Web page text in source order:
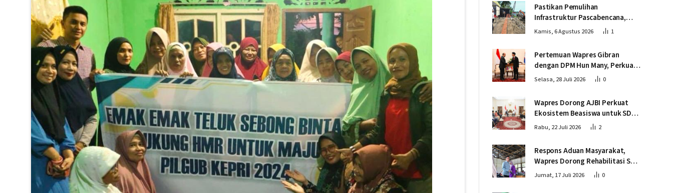
Pastikan Pemulihan
Infrastruktur Pascabencana,
Wapres Tinjau Progres
Kamis, 6 Agustus 2026 1
Pertemuan Wapres Gibran
dengan DPM Hun Many, Perkuat
Kemitraan Strategis Indonesia –
Selasa, 28 Juli 2026 0
Wapres Dorong AJBI Perkuat
Ekosistem Beasiswa untuk SDM
Unggul Indonesia Timur
Rabu, 22 Juli 2026 2
Respons Aduan Masyarakat,
Wapres Dorong Rehabilitasi SDN
016 Serusa Rokan Hilir
Jumat, 17 Juli 2026 0